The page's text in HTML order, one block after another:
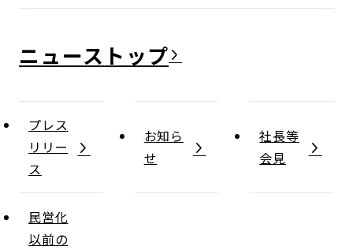
ニュース
プレス
リリー
ス
お知ら
せ
社長等
会見
民営化
以前の